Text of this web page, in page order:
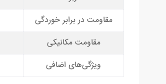
مقاومت در برابر خوردگی
مقاومت مکانیکی
ویژگی‌های اضافی